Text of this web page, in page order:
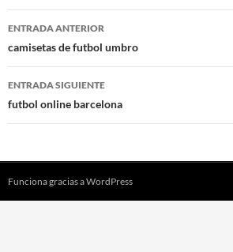
Navegación
de
entradas
ENTRADA ANTERIOR
camisetas de futbol umbro
ENTRADA SIGUIENTE
futbol online barcelona
Funciona gracias a WordPress